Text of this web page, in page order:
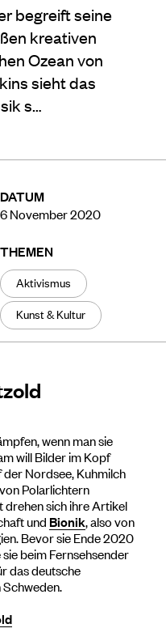
DATUM
6 November 2020
THEMEN
Aktivismus
Kunst & Kultur
begreift seine
kreativen
Ozean von
sieht das
s…
wenn man sie
will Bilder im Kopf
Nordsee, Kuhmilch
Polarlichtern
drehen sich ihre Artikel
und Bionik, also von
Bevor sie Ende 2020
beim Fernsehsender
das deutsche